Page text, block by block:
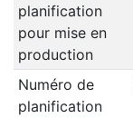
planification
pour mise en
production
Numéro de
planification